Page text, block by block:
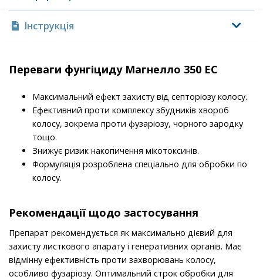
Інструкція
Переваги фунгіциду Магнелло 350 ЕС
Максимальний ефект захисту від септоріозу колосу.
Ефективний проти комплексу збудників хвороб
колосу, зокрема проти фузаріозу, чорного зародку
тощо.
Знижує ризик накопичення мікотоксинів.
Формуляція розроблена спеціально для обробки по
колосу.
Рекомендації щодо застосування
Препарат рекомендується як максимально дієвий для
захисту листкового апарату і генеративних органів. Має
відмінну ефективність проти захворювань колосу,
особливо фузаріозу. Оптимальний строк обробки для